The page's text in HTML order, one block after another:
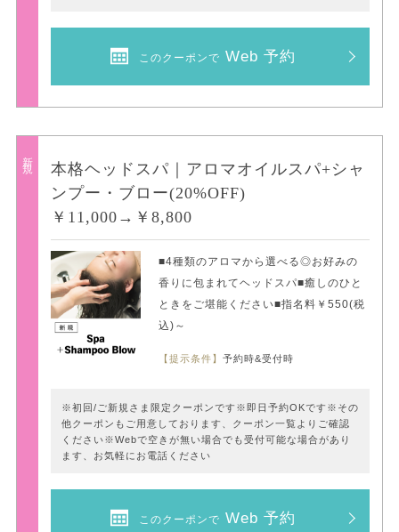
このクーポンで Web 予約
新規
本格ヘッドスパ｜アロマオイルスパ+シャ
ンプー・ブロー(20%OFF)
￥11,000→￥8,800
■4種類のアロマから選べる◎お好みの
香りに包まれてヘッドスパ■癒しのひと
ときをご堪能ください■指名料￥550(税
込)～
【提示条件】予約時&受付時
※初回/ご新規さま限定クーポンです※即日予約OKです※その
他クーポンもご用意しております、クーポン一覧よりご確認
ください※Webで空きが無い場合でも受付可能な場合があり
ます、お気軽にお電話ください
このクーポンで Web 予約